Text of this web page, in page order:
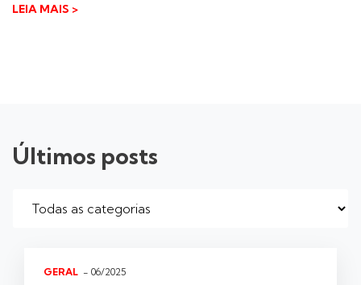
LEIA MAIS >
Últimos posts
GERAL - 06/2025